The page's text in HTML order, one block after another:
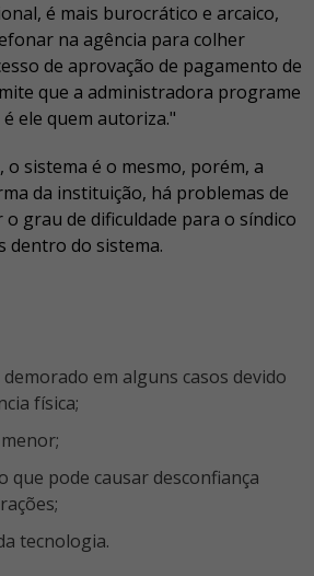
é mais burocrático e arcaico,
na agência para colher
de aprovação de pagamento de
que a administradora programe
ele quem autoriza."
o sistema é o mesmo, porém, a
da instituição, há problemas de
o grau de dificuldade para o síndico
dentro do sistema.
física;
tecnologia.